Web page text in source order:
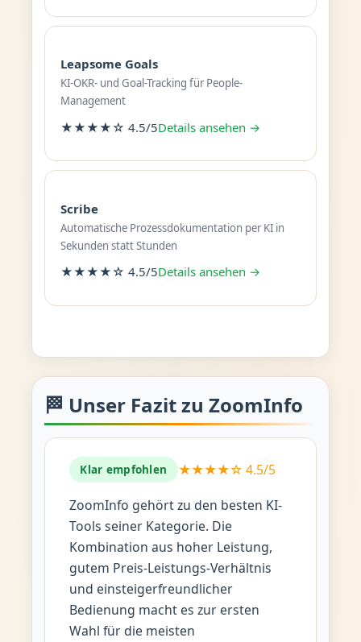
Leapsome Goals
KI-OKR- und Goal-Tracking für People-
Management
★★★★☆ 4.5/5Details ansehen →
Scribe
Automatische Prozessdokumentation per KI in
Sekunden statt Stunden
★★★★☆ 4.5/5Details ansehen →
🏁 Unser Fazit zu ZoomInfo
Klar empfohlen ★★★★☆ 4.5/5
ZoomInfo gehört zu den besten KI-
Tools seiner Kategorie. Die
Kombination aus hoher Leistung,
gutem Preis-Leistungs-Verhältnis
und einsteigerfreundlicher
Bedienung macht es zur ersten
Wahl für die meisten